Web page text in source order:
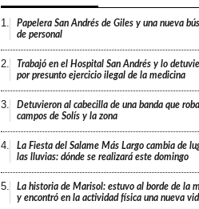
1.
Papelera San Andrés de Giles y una nueva
de personal
2.
Trabajó en el Hospital San Andrés y lo
por presunto ejercicio ilegal de la medicina
3.
Detuvieron al cabecilla de una banda que
campos de Solís y la zona
4.
La Fiesta del Salame Más Largo cambia de
las lluvias: dónde se realizará este domingo
5.
La historia de Marisol: estuvo al borde de la
y encontró en la actividad física una nueva